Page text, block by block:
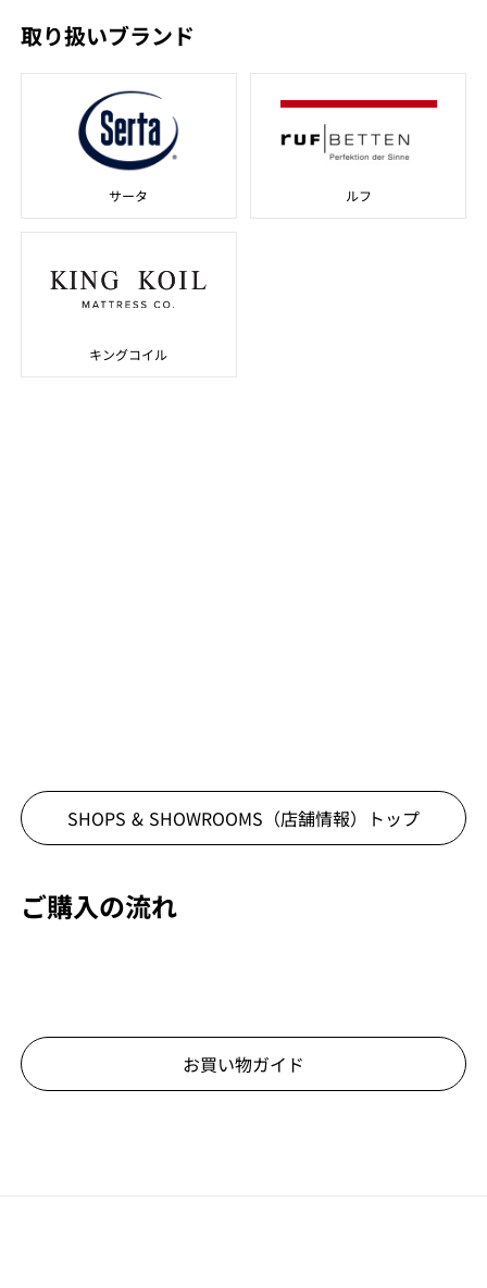
取り扱いブランド
サータ ルフ
キングコイル
SHOPS & SHOWROOMS（店舗情報） トップ
ご購入の流れ
お買い物ガイド